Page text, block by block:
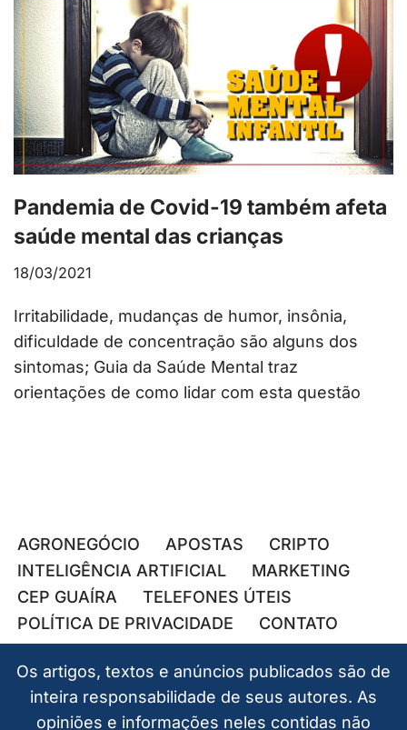
Pandemia de Covid-19 também afeta
saúde mental das crianças
18/03/2021
Irritabilidade, mudanças de humor, insônia,
dificuldade de concentração são alguns dos
sintomas; Guia da Saúde Mental traz
orientações de como lidar com esta questão
AGRONEGÓCIO APOSTAS
CRIPTO
INTELIGÊNCIA ARTIFICIAL
MARKETING
CEP GUAÍRA
TELEFONES ÚTEIS
POLÍTICA DE PRIVACIDADE
CONTATO
Os artigos, textos e anúncios publicados são de
inteira responsabilidade de seus autores. As
opiniões e informações neles contidas não